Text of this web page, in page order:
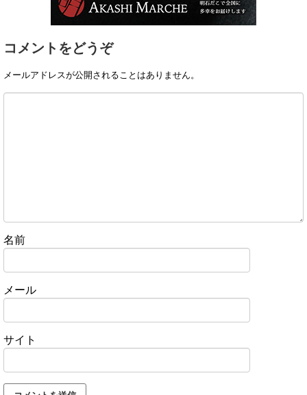
コメントをどうぞ
メールアドレスが公開されることはありません。
名前
メール
サイト